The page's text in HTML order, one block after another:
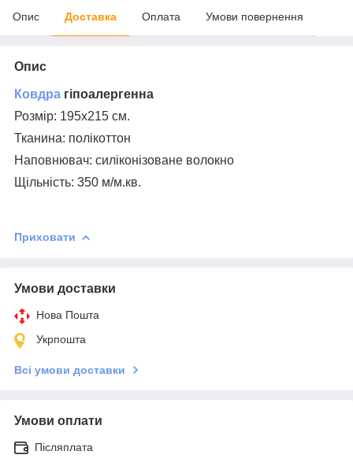
Опис Доставка Оплата Умови повернення
Опис
Ковдра гіпоалергенна
Розмір: 195х215 см.
Тканина: полікоттон
Наповнювач: силіконізоване волокно
Щільність: 350 м/м.кв.
Приховати
Умови доставки
Нова Пошта
Укрпошта
Всі умови доставки
Умови оплати
Післяплата